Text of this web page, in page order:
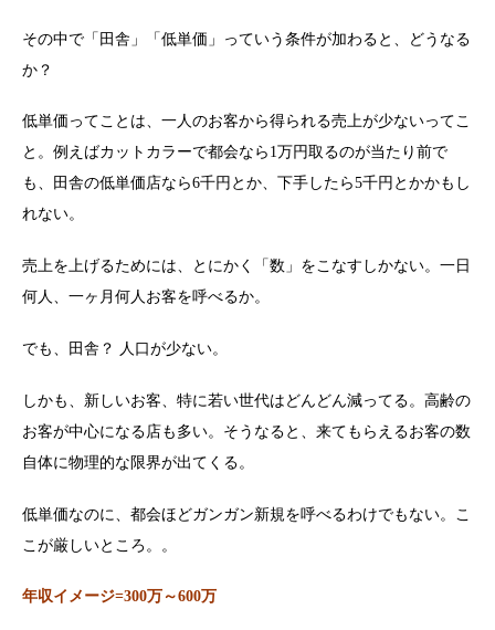
その中で「田舎」「低単価」っていう条件が加わると、どうなる
か？
低単価ってことは、一人のお客から得られる売上が少ないってこ
と。例えばカットカラーで都会なら1万円取るのが当たり前で
も、田舎の低単価店なら6千円とか、下手したら5千円とかかもし
れない。
売上を上げるためには、とにかく「数」をこなすしかない。一日
何人、一ヶ月何人お客を呼べるか。
でも、田舎？ 人口が少ない。
しかも、新しいお客、特に若い世代はどんどん減ってる。高齢の
お客が中心になる店も多い。そうなると、来てもらえるお客の数
自体に物理的な限界が出てくる。
低単価なのに、都会ほどガンガン新規を呼べるわけでもない。こ
こが厳しいところ。。
年収イメージ=300万～600万